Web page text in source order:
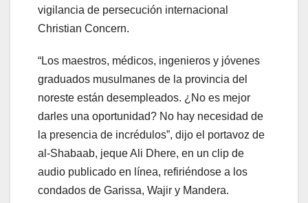
vigilancia de persecución internacional
Christian Concern.
“Los maestros, médicos, ingenieros y jóvenes
graduados musulmanes de la provincia del
noreste están desempleados. ¿No es mejor
darles una oportunidad? No hay necesidad de
la presencia de incrédulos”, dijo el portavoz de
al-Shabaab, jeque Ali Dhere, en un clip de
audio publicado en línea, refiriéndose a los
condados de Garissa, Wajir y Mandera.